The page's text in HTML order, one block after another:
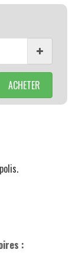
ACHETER
: